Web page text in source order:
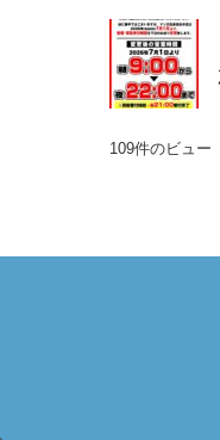
109件のビュー